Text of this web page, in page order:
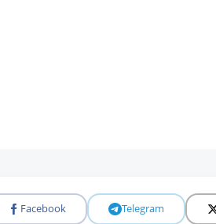
Facebook Telegram